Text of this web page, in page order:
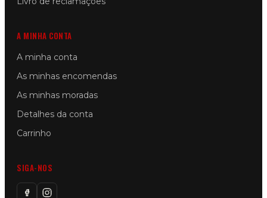
A MINHA CONTA
A minha conta
As minhas encomendas
As minhas moradas
Detalhes da conta
Carrinho
SIGA-NOS